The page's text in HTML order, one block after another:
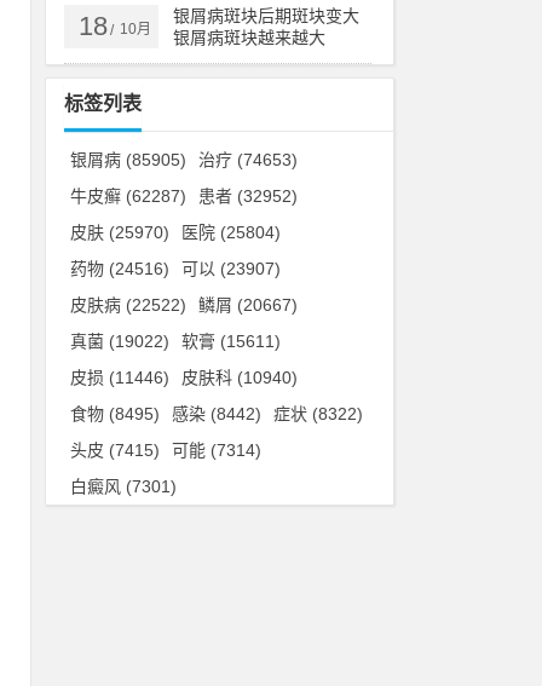
18/ 10月
银屑病斑块后期斑块变大
银屑病斑块越来越大
标签列表
银屑病 (85905) 治疗 (74653)
牛皮癣 (62287) 患者 (32952)
皮肤 (25970) 医院 (25804)
药物 (24516) 可以 (23907)
皮肤病 (22522) 鳞屑 (20667)
真菌 (19022) 软膏 (15611)
皮损 (11446) 皮肤科 (10940)
食物 (8495) 感染 (8442) 症状 (8322)
头皮 (7415) 可能 (7314)
白癜风 (7301)